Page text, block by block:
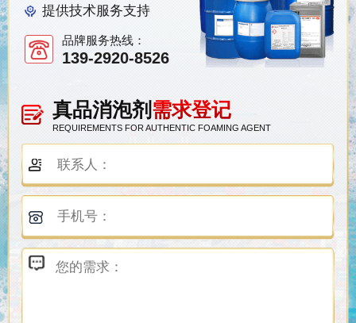
真品消泡剂 需求登记
REQUIREMENTS FOR AUTHENTIC FOAMING AGENT
提供技术服务支持
品牌服务热线：
139-2920-8526